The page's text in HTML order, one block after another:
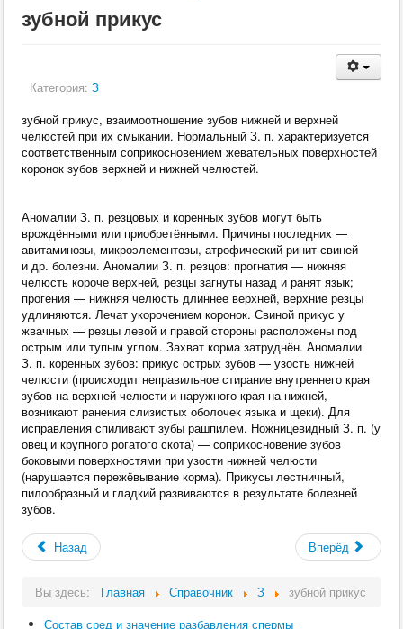
зубной прикус
Категория: З
зубной прикус, взаимоотношение зубов нижней и верхней
челюстей при их смыкании. Нормальный З. п. характеризуется
соответственным соприкосновением жевательных поверхностей
коронок зубов верхней и нижней челюстей.
Аномалии З. п. резцовых и коренных зубов могут быть
врождёнными или приобретёнными. Причины последних —
авитаминозы, микроэлементозы, атрофический ринит свиней
и др. болезни. Аномалии З. п. резцов: прогнатия — нижняя
челюсть короче верхней, резцы загнуты назад и ранят язык;
прогения — нижняя челюсть длиннее верхней, верхние резцы
удлиняются. Лечат укорочением коронок. Свиной прикус у
жвачных — резцы левой и правой стороны расположены под
острым или тупым углом. Захват корма затруднён. Аномалии
З. п. коренных зубов: прикус острых зубов — узость нижней
челюсти (происходит неправильное стирание внутреннего края
зубов на верхней челюсти и наружного края на нижней,
возникают ранения слизистых оболочек языка и щеки). Для
исправления спиливают зубы рашпилем. Ножницевидный З. п. (у
овец и крупного рогатого скота) — соприкосновение зубов
боковыми поверхностями при узости нижней челюсти
(нарушается пережёвывание корма). Прикусы лестничный,
пилообразный и гладкий развиваются в результате болезней
зубов.
Назад Вперёд
Вы здесь: Главная Справочник З
зубной прикус
Состав сред и значение разбавления спермы